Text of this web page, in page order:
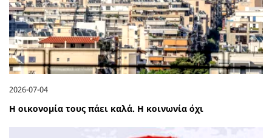
2026-07-04
Η οικονομία τους πάει καλά. Η κοινωνία όχι